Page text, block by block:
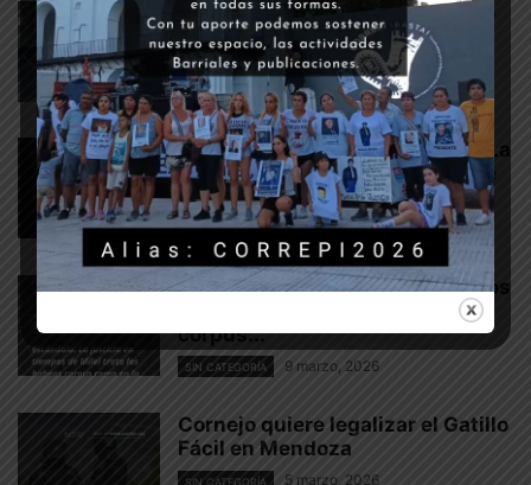
Testimonio del encierro (escrito
de Milton Tolomeo)
SIN CATEGORÍA 9 abril, 2026
Asesinato de Cristian Pereyra: La
lógica represiva del gobierno de
Milei
SIN CATEGORÍA 16 marzo, 2026
Escándalo: La justicia en tiempos
corpus...
SIN CATEGORÍA 9 marzo, 2026
Cornejo quiere legalizar el Gatillo
Fácil en Mendoza
SIN CATEGORÍA 5 marzo, 2026